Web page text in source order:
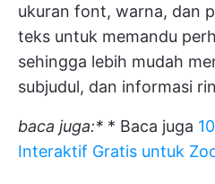
ukuran font, warna, dan
teks untuk memandu
sehingga lebih mudah
subjudul, dan informasi
baca juga:* * Baca juga
Interaktif Gratis untuk